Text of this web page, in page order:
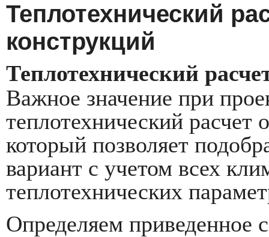
Теплотехнический
конструкций
Теплотехнический
Важное значение при
теплотехнический
который позволяет
вариант с учетом всех
теплотехнических
Определяем приведенное